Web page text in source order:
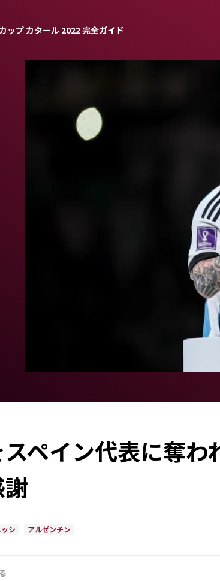
ップ カタール 2022完全ガイド
ペイン代表に奪
シ アルゼンチン